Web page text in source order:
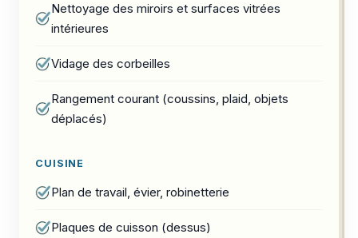
Nettoyage des miroirs et surfaces vitrées
intérieures
Vidage des corbeilles
Rangement courant (coussins, plaid, objets
déplacés)
CUISINE
Plan de travail, évier, robinetterie
Plaques de cuisson (dessus)